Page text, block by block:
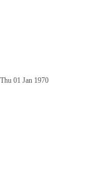
Thu 01 Jan 1970